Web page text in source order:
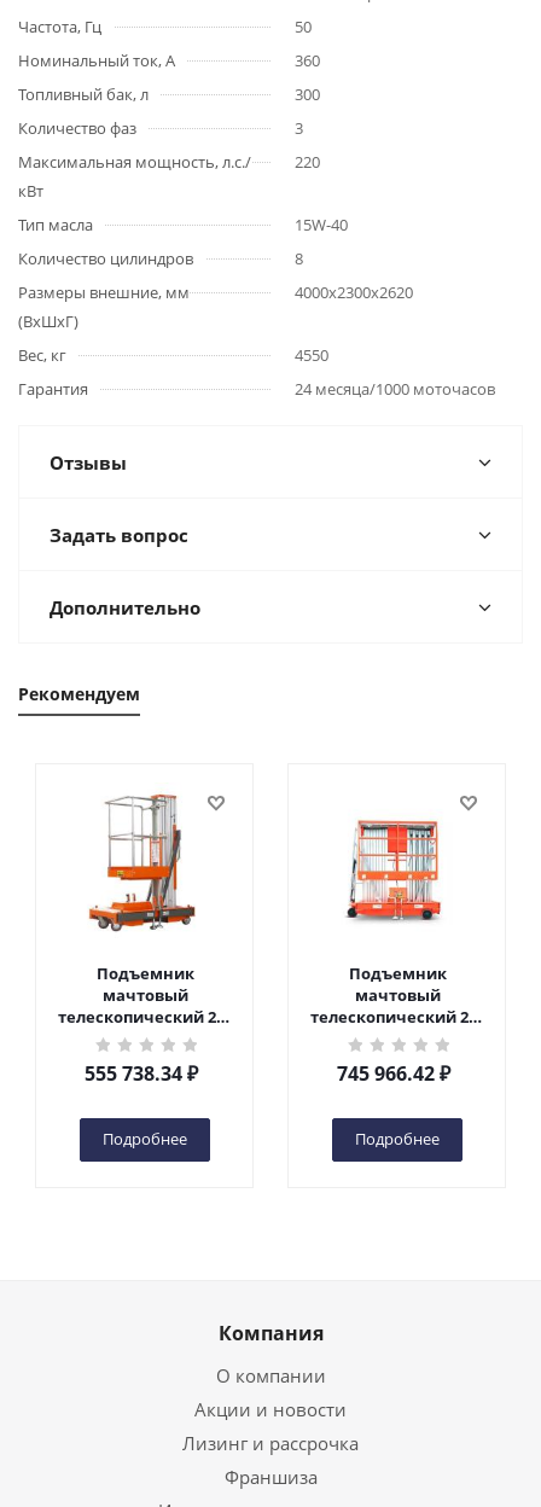
Частота, Гц
50
Номинальный ток, А
360
Топливный бак, л
300
Количество фаз
3
Максимальная мощность, л.с./
кВт
220
Тип масла
15W-40
Количество цилиндров
8
Размеры внешние, мм
(ВхШхГ)
4000x2300x2620
Вес, кг
4550
Гарантия
24 месяца/1000 моточасов
Отзывы
Задать вопрос
Дополнительно
Рекомендуем
Подъемник
мачтовый
телескопический 200
кг 6 м TOR GTWY6-200S
DC 2-мачтовый
(автономный) (G) в
555 738.34₽
Подробнее
Подъемник
мачтовый
телескопический 200
кг 10 м TOR GTWY10-
200S DC 2-мачтовый
(автономный) (N) в
745 966.42₽
Подробнее
Компания
О компании
Акции и новости
Лизинг и рассрочка
Франшиза